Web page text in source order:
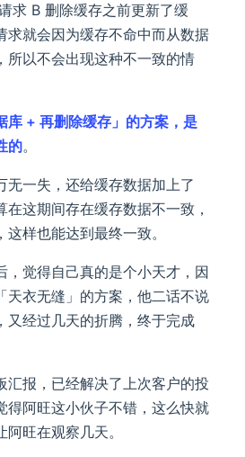
求 B 删除缓存之前更新了缓
求就会因为缓存不命中而从数据
所以不会出现这种不一致的情
库 + 再删除缓存」的方案，是
的。
无一失，还给缓存数据加上了
在这期间存在缓存数据不一致，
样也能达到最终一致。
，觉得自己真的是个小天才，因
天衣无缝」的方案，他二话不说
又经过几天的折腾，终于完成
汇报，已经解决了上次客户的投
得阿旺这小伙子不错，这么快就
旺在观察几天。